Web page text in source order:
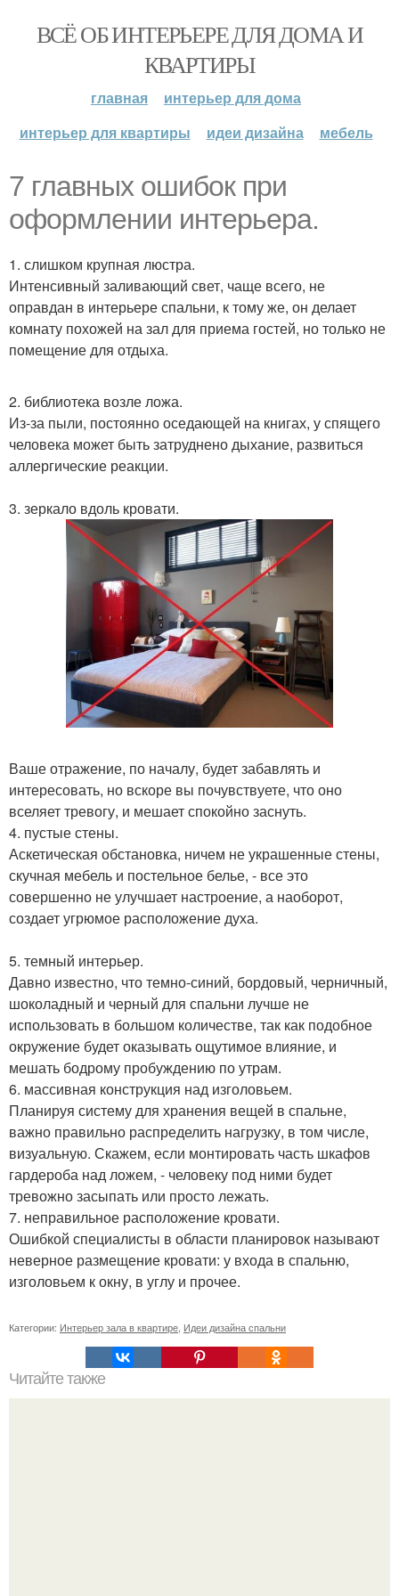
ВСЁ ОБ ИНТЕРЬЕРЕ ДЛЯ ДОМА И
КВАРТИРЫ
главная
интерьер для дома
интерьер для квартиры
идеи дизайна мебель
7 главных ошибок при
оформлении интерьера.
1. слишком крупная люстра.
Интенсивный заливающий свет, чаще всего, не
оправдан в интерьере спальни, к тому же, он делает
комнату похожей на зал для приема гостей, но только не
помещение для отдыха.
2. библиотека возле ложа.
Из-за пыли, постоянно оседающей на книгах, у спящего
человека может быть затруднено дыхание, развиться
аллергические реакции.
3. зеркало вдоль кровати.
Ваше отражение, по началу, будет забавлять и
интересовать, но вскоре вы почувствуете, что оно
вселяет тревогу, и мешает спокойно заснуть.
4. пустые стены.
Аскетическая обстановка, ничем не украшенные стены,
скучная мебель и постельное белье, - все это
совершенно не улучшает настроение, а наоборот,
создает угрюмое расположение духа.
5. темный интерьер.
Давно известно, что темно-синий, бордовый, черничный,
шоколадный и черный для спальни лучше не
использовать в большом количестве, так как подобное
окружение будет оказывать ощутимое влияние, и
мешать бодрому пробуждению по утрам.
6. массивная конструкция над изголовьем.
Планируя систему для хранения вещей в спальне,
важно правильно распределить нагрузку, в том числе,
визуальную. Скажем, если монтировать часть шкафов
гардероба над ложем, - человеку под ними будет
тревожно засыпать или просто лежать.
7. неправильное расположение кровати.
Ошибкой специалисты в области планировок называют
неверное размещение кровати: у входа в спальню,
изголовьем к окну, в углу и прочее.
Категории: Интерьер зала в квартире Идеи дизайна спальни
Читайте также